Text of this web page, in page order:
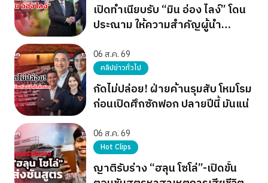
เปิดทำเนียบรับ “มิน อ่อง ไลง์” โดน
ประณาม ให้ความสำคัญผู้นำ
06 ส.ค. 69
คลิปข่าวทั่วไป
กัดไม่ปล่อย! ฝ่ายค้านรุมสับ โหมโรม
ก่อนเปิดศึกซักฟอก ปลายปีนี้ มันแน่
06 ส.ค. 69
Hot Clips
ญาติรับร่าง “ฮลุน โซโล่”-เปิดขั้น